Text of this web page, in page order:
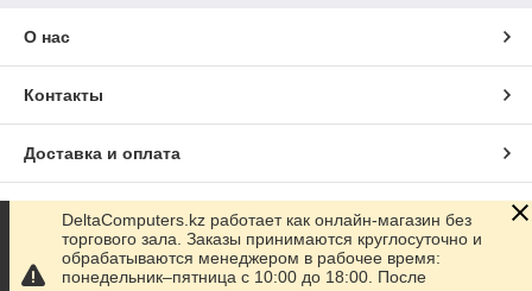
О нас
Контакты
Доставка и оплата
График работы
Полная версия сайта
DeltaComputers.kz работает как онлайн-магазин без
торгового зала. Заказы принимаются круглосуточно и
обрабатываются менеджером в рабочее время:
понедельник–пятница с 10:00 до 18:00. После